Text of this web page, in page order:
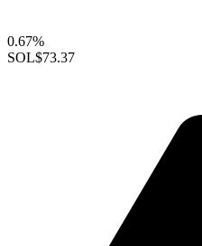
0.67%
SOL$73.37